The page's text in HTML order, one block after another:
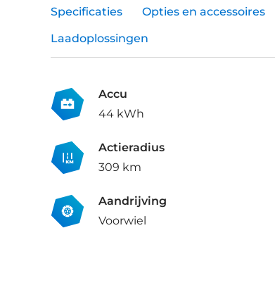
Specificaties Opties en accessoires
Laadoplossingen
Accu
44 kWh
Actieradius
309 km
Aandrijving
Voorwiel